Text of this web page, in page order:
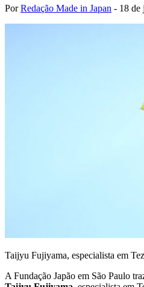
PorRedação Made in Japan - 18 de
Taijyu Fujiyama, especialista em
A Fundação Japão em São Paulo